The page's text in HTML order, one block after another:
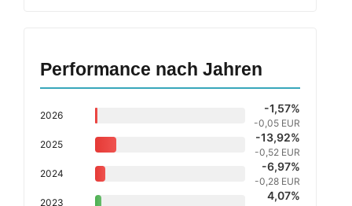
Performance nach Jahren
2026
-1,57%
-0,05 EUR
2025
-13,92%
-0,52 EUR
2024
-6,97%
-0,28 EUR
2023
4,07%